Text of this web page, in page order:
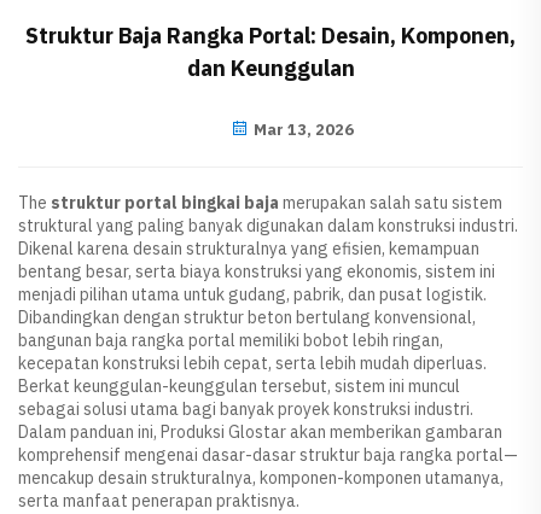
Struktur Baja Rangka Portal: Desain, Komponen,
dan Keunggulan
Mar 13, 2026
The struktur portal bingkai baja merupakan salah satu sistem
struktural yang paling banyak digunakan dalam konstruksi industri.
Dikenal karena desain strukturalnya yang efisien, kemampuan
bentang besar, serta biaya konstruksi yang ekonomis, sistem ini
menjadi pilihan utama untuk gudang, pabrik, dan pusat logistik.
Dibandingkan dengan struktur beton bertulang konvensional,
bangunan baja rangka portal memiliki bobot lebih ringan,
kecepatan konstruksi lebih cepat, serta lebih mudah diperluas.
Berkat keunggulan-keunggulan tersebut, sistem ini muncul
sebagai solusi utama bagi banyak proyek konstruksi industri.
Dalam panduan ini, Produksi Glostar akan memberikan gambaran
komprehensif mengenai dasar-dasar struktur baja rangka portal—
mencakup desain strukturalnya, komponen-komponen utamanya,
serta manfaat penerapan praktisnya.